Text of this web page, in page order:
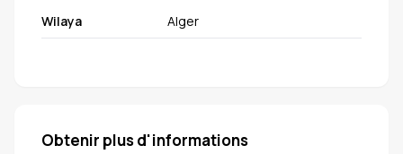
Wilaya Alger
Obtenir plus d'informations